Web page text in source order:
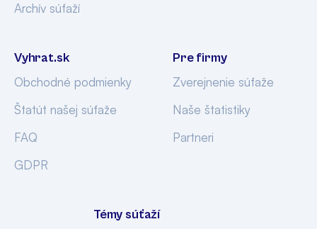
Archív súťaží
Vyhrat.sk
Obchodné podmienky
Štatút našej súťaže
FAQ
GDPR
Pre firmy
Zverejnenie súťaže
Naše štatistiky
Partneri
Témy súťaží